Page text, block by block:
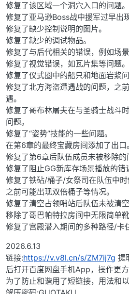
修复了该区域一个洞穴入口的问题。
修复了亚马逊Boss战中援军过早出
修复了缺少控制说明的图片。
修复了缺少的调试物品。
修复了与后代相关的错误，例如场景
修复了视觉错误，如瓦片集等问题。
修复了仪式圈中的船只和地面岩浆问
修复了北方海盗遭遇战的问题，之
遇。
修复了哥布林屠夫在与圣骑士战斗
问题。
修复了“姿势”技能的一些问题。
在第6章的最终宝藏房间添加了出口。
修复了第6章后队伍成员未被移除的
修复了阻止GG新库存场景播放的错
修复了铁砧/桶子/女祭司在队伍中时
之前可能出现双倍桶子等情况。
修复了清空占领哨站后队伍未被清空
移除了哥巴帕特拉房间中无限简单靴
修复了宫殿潜入期间的多种路径/卡
2026.6.13
链接:https://v.v8l.cn/s/ZM7ij7g 提
后打开百度网盘手机App，操作更
为了防止和谐用了短链接，用法和